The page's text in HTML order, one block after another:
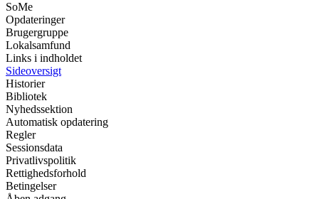
SoMe
Opdateringer
Brugergruppe
Lokalsamfund
Links i indholdet
Sideoversigt
Historier
Bibliotek
Nyhedssektion
Automatisk opdatering
Regler
Sessionsdata
Privatlivspolitik
Rettighedsforhold
Betingelser